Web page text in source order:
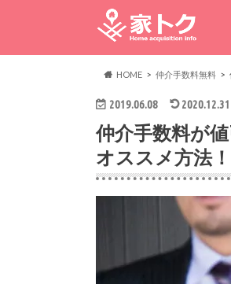
HOME 仲介手数料無料
2019.06.08 2020.12.31
仲介手数料が
オススメ方法！